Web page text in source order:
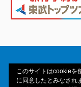
このサイトはcookieを
に同意したとみなされ